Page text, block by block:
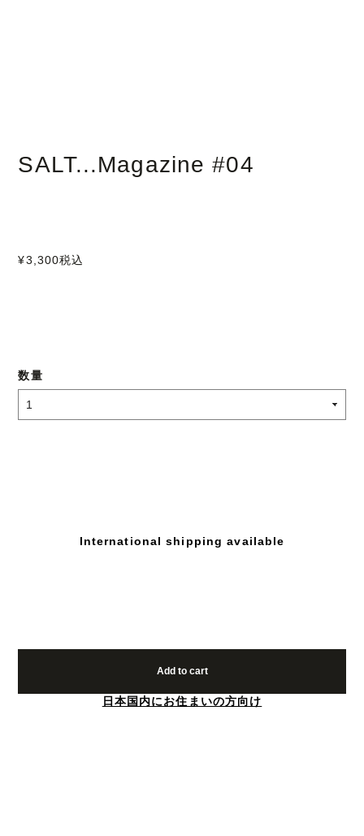
SALT...Magazine #04
¥3,300税込
数量
International shipping available
Add to cart
日本国内にお住まいの方向け